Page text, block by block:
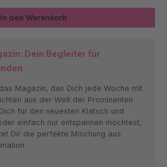
In den Warenkorb
Dein Begleiter für
Magazin, das Dich jede Woche mit
aus der Welt der Prominenten
für den neuesten Klatsch und
einfach nur entspannen möchtest,
Dir die perfekte Mischung aus